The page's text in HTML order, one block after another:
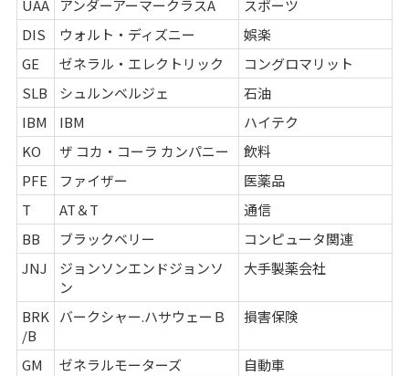
UAA アンダーアーマークラスA
スポーツ
DIS
ウォルト・ディズニー
娯楽
GE
ゼネラル・エレクトリック
コングロマリット
SLB
シュルンベルジェ
石油
IBM
IBM
ハイテク
KO
ザ コカ・コーラ カンパニー
飲料
PFE
ファイザー
医薬品
T
AT＆T
通信
BB
ブラックベリー
コンピュータ関連
JNJ
ジョンソンエンドジョンソ
ン
大手製薬会社
BRK
/B
バークシャー.ハサウェーＢ 損害保険
GM ゼネラルモーターズ
自動車